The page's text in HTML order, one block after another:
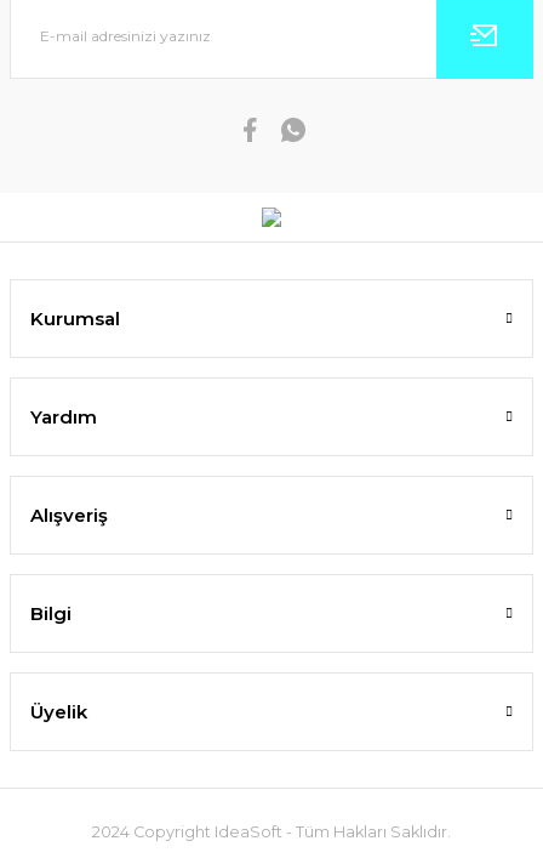
Kurumsal
Yardım
Alışveriş
Bilgi
Üyelik
2024 Copyright IdeaSoft - Tüm Hakları Saklıdır.